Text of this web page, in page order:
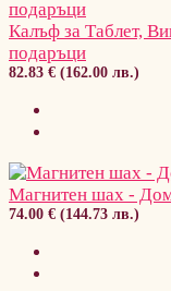
Калъф за Таблет,
подаръци
82.83 € (162.00 лв.)
Магнитен шах -
74.00 € (144.73 лв.)